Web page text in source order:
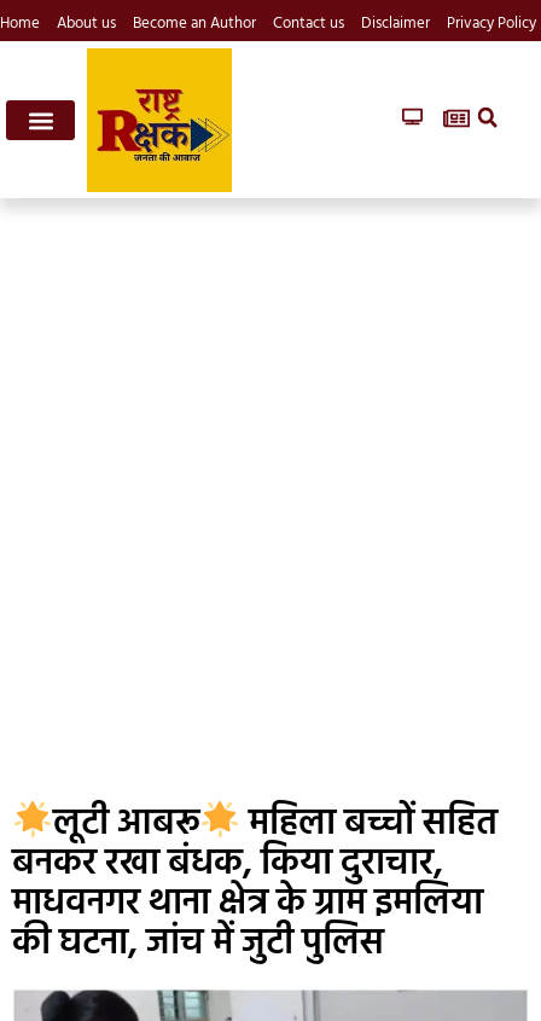
Home About us Become an Author Contact us Disclaimer Privacy Policy
लूटी आबरू महिला बच्चों सहित
बनकर रखा बंधक, किया दुराचार,
माधवनगर थाना क्षेत्र के ग्राम इमलिया
की घटना, जांच में जुटी पुलिस